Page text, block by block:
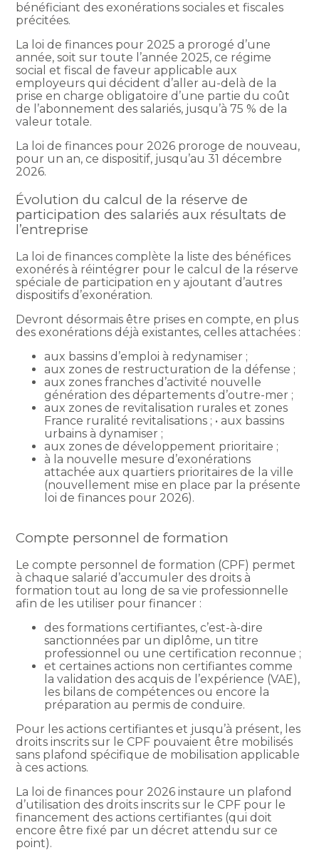
bénéficiant des exonérations sociales et fiscales
précitées.
La loi de finances pour 2025 a prorogé d’une
année, soit sur toute l’année 2025, ce régime
social et fiscal de faveur applicable aux
employeurs qui décident d’aller au-delà de la
prise en charge obligatoire d’une partie du coût
de l’abonnement des salariés, jusqu’à 75 % de la
valeur totale.
La loi de finances pour 2026 proroge de nouveau,
pour un an, ce dispositif, jusqu’au 31 décembre
2026.
Évolution du calcul de la réserve de
participation des salariés aux résultats de
l’entreprise
La loi de finances complète la liste des bénéfices
exonérés à réintégrer pour le calcul de la réserve
spéciale de participation en y ajoutant d’autres
dispositifs d’exonération.
Devront désormais être prises en compte, en plus
des exonérations déjà existantes, celles attachées :
aux bassins d’emploi à redynamiser ;
aux zones de restructuration de la défense ;
aux zones franches d’activité nouvelle
génération des départements d’outre-mer ;
aux zones de revitalisation rurales et zones
France ruralité revitalisations ; • aux bassins
urbains à dynamiser ;
aux zones de développement prioritaire ;
à la nouvelle mesure d’exonérations
attachée aux quartiers prioritaires de la ville
(nouvellement mise en place par la présente
loi de finances pour 2026).
Compte personnel de formation
Le compte personnel de formation (CPF) permet
à chaque salarié d’accumuler des droits à
formation tout au long de sa vie professionnelle
afin de les utiliser pour financer :
des formations certifiantes, c’est-à-dire
sanctionnées par un diplôme, un titre
professionnel ou une certification reconnue ;
et certaines actions non certifiantes comme
la validation des acquis de l’expérience (VAE),
les bilans de compétences ou encore la
préparation au permis de conduire.
Pour les actions certifiantes et jusqu’à présent, les
droits inscrits sur le CPF pouvaient être mobilisés
sans plafond spécifique de mobilisation applicable
à ces actions.
La loi de finances pour 2026 instaure un plafond
d’utilisation des droits inscrits sur le CPF pour le
financement des actions certifiantes (qui doit
encore être fixé par un décret attendu sur ce
point).